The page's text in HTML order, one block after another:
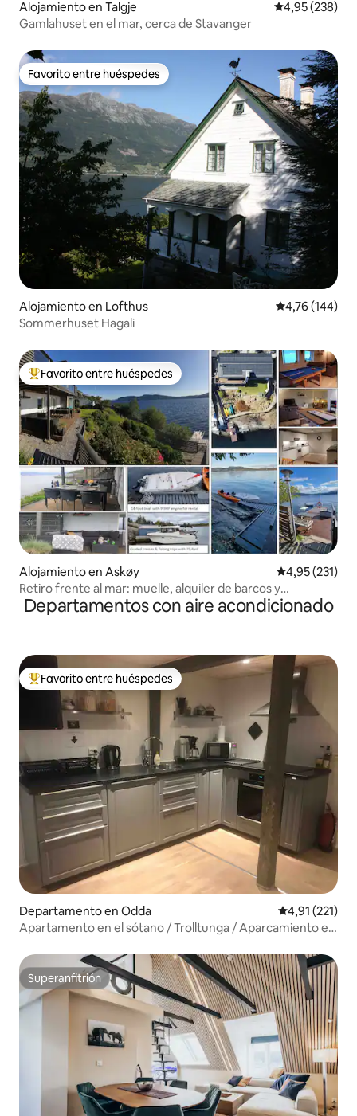
Alojamiento en Talgje Calificación
4,95 (238)
Gamlahuset en el mar, cerca de Stavanger
Favorito entre huéspedes
Favorito entre huéspedes
Alojamiento en Lofthus Calificación
4,76 (144)
Sommerhuset Hagali
Favorito entre los huéspedes más destacados
Favorito entre huéspedes
Alojamiento en Askøy Calificación
4,95 (231)
Retiro frente al mar: muelle, alquiler de barcos y
campamento de pesca
Departamentos con aire acondicionado
Favorito entre los huéspedes más destacados
Favorito entre huéspedes
Departamento en Odda Calificación
4,91 (221)
Apartamento en el sótano / Trolltunga / Aparcamiento en
Superanfitrión
Superanfitrión